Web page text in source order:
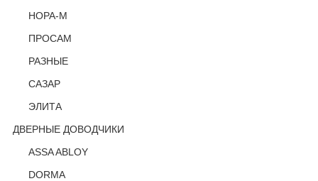
НОРА-М
ПРОСАМ
РАЗНЫЕ
САЗАР
ЭЛИТА
ДВЕРНЫЕ ДОВОДЧИКИ
ASSA ABLOY
DORMA